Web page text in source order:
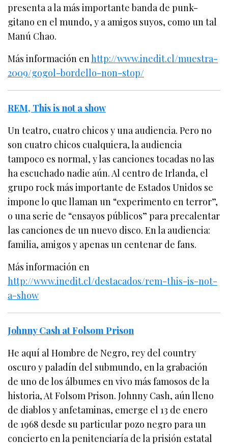
presenta a la más importante banda de punk-
gitano en el mundo, y a amigos suyos, como un tal
Manú Chao.
Más información enhttp://www.inedit.cl/muestra-
2009/gogol-bordello-non-stop/
REM, This is not a show
Un teatro, cuatro chicos y una audiencia. Pero no
son cuatro chicos cualquiera, la audiencia
tampoco es normal, y las canciones tocadas no las
ha escuchado nadie aún. Al centro de Irlanda, el
grupo rock más importante de Estados Unidos se
impone lo que llaman un “experimento en terror”,
o una serie de “ensayos públicos” para precalentar
las canciones de un nuevo disco. En la audiencia:
familia, amigos y apenas un centenar de fans.
Más información en
http://www.inedit.cl/destacados/rem-this-is-not-
a-show
Johnny Cash at Folsom Prison
He aquí al Hombre de Negro, rey del country
oscuro y paladín del submundo, en la grabación
de uno de los álbumes en vivo más famosos de la
historia, At Folsom Prison. Johnny Cash, aún lleno
de diablos y anfetaminas, emerge el 13 de enero
de 1968 desde su particular pozo negro para un
concierto en la penitenciaría de la prisión estatal